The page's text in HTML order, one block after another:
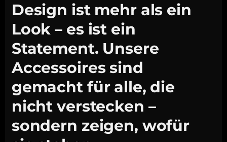
Design ist mehr als ein
Look – es ist ein
Statement. Unsere
Accessoires sind
gemacht für alle, die
nicht verstecken –
sondern zeigen, wofür